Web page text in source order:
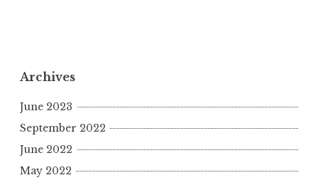
Archives
June 2023
September 2022
June 2022
May 2022